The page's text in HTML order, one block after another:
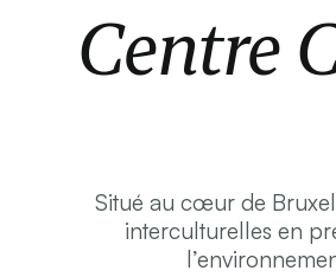
Centre
Situé au cœur de
interculturelles en